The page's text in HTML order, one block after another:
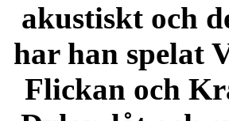
akustiskt och
har han spelat
Flickan och